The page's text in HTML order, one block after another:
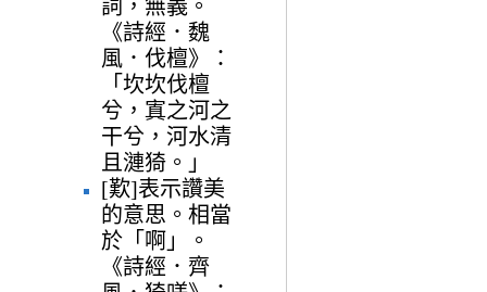
詞，無義。
《詩經．魏
風．伐檀》：
「坎坎伐檀
兮，寘之河之
干兮，河水清
且漣猗。」
[歎]表示讚美
的意思。相當
於「啊」。
《詩經．齊